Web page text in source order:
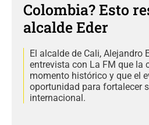
Colombia? Esto
alcalde Eder
El alcalde de Cali, Alejandro
entrevista con La FM que la
momento histórico y que el
oportunidad para fortalecer
internacional.